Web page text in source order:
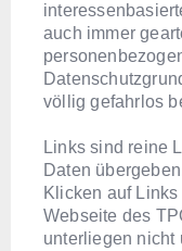
auch immer
völlig gefahrlos
Links sind reine
Daten
Klicken auf
Webseite des
unterliegen nicht